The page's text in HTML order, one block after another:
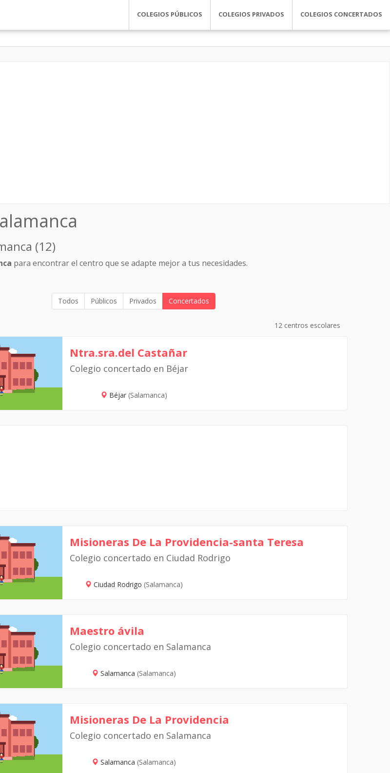
COLEGIOS PÚBLICOS COLEGIOS PRIVADOS COLEGIOS CONCERTADOS
(12)
para encontrar el centro que se adapte mejor a tus necesidades.
Todos Públicos Privados Concertados
12 centros escolares
Ntra.sra.del Castañar
Colegio concertado en Béjar
Béjar (Salamanca)
Misioneras De La Providencia-santa Teresa
Colegio concertado en Ciudad Rodrigo
Ciudad Rodrigo (Salamanca)
Maestro ávila
Colegio concertado en Salamanca
Salamanca (Salamanca)
Misioneras De La Providencia
Colegio concertado en Salamanca
Salamanca (Salamanca)